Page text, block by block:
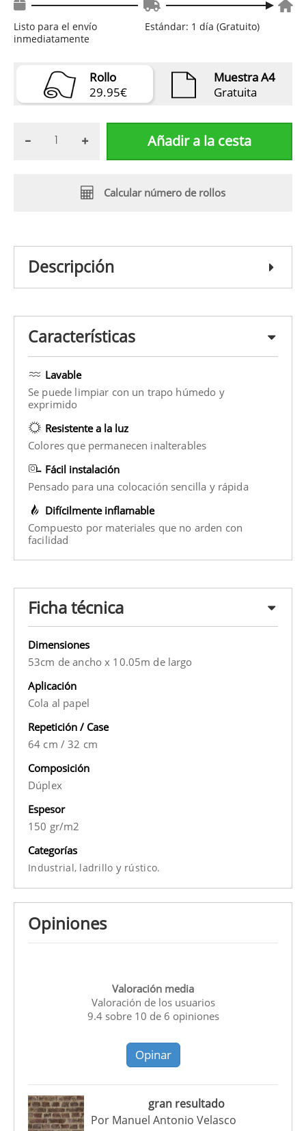
Listo para el envío
inmediatamente
Estándar: 1 día (Gratuito)
Rollo
29.95€
Muestra A4
Gratuita
Añadir a la cesta
Calcular número de rollos
Descripción
Características
Lavable
Se puede limpiar con un trapo húmedo y
exprimido
Resistente a la luz
Colores que permanecen inalterables
Fácil instalación
Pensado para una colocación sencilla y rápida
Difícilmente inflamable
Compuesto por materiales que no arden con
facilidad
Ficha técnica
Dimensiones
53cm de ancho x 10.05m de largo
Aplicación
Cola al papel
Repetición / Case
64 cm /32 cm
Composición
Dúplex
Espesor
150 gr/m2
Categorías
Industrial, ladrillo y rústico.
Opiniones
Valoración media
Valoración de los usuarios
9.4sobre 10 de 6 opiniones
Opinar
gran resultado
Por Manuel Antonio Velasco